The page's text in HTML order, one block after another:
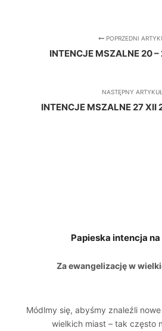
POPRZEDNI
INTENCJE MSZALNE 20 –
NASTĘPNY ARTYKUŁ
INTENCJE MSZALNE 27 XII
Papieska intencja
Za ewangelizację w
Módlmy się, abyśmy znaleźli
wielkich miast – tak często